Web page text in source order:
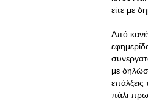
είτε με
Από
με
πάλι